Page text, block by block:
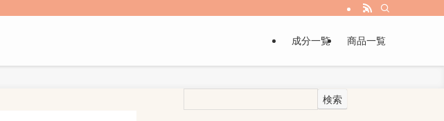
成分一覧 商品一覧
検索